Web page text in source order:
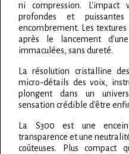
ni compression. L'impact
profondes et
encombrement. Les
après le lancement
immaculées, sans dureté.
La résolution cristalline
micro-détails des voix,
plongent dans un
sensation crédible d'être
La S300 est une
transparence et une
coûteuses. Plus compact